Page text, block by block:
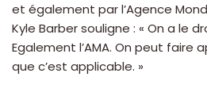
et également par l’Agence
Kyle Barber souligne : « On a le
Egalement l’AMA. On peut faire
que c’est applicable. »